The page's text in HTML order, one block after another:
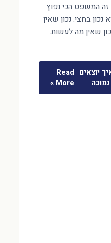
זה המשפט הכי נפוץ
בחצי. נכון שאין
שאין מה לעשות.
יוצאים Read
More »